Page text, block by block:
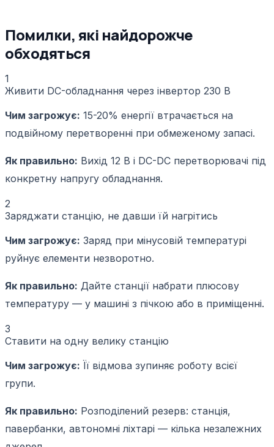
Помилки, які найдорожче
обходяться
1
Живити DC-обладнання через інвертор 230 В
Чим загрожує: 15-20% енергії втрачається на
подвійному перетворенні при обмеженому запасі.
Як правильно: Вихід 12 В і DC-DC перетворювачі під
конкретну напругу обладнання.
2
Заряджати станцію, не давши їй нагрітись
Чим загрожує: Заряд при мінусовій температурі
руйнує елементи незворотно.
Як правильно: Дайте станції набрати плюсову
температуру — у машині з пічкою або в приміщенні.
3
Ставити на одну велику станцію
Чим загрожує: Її відмова зупиняє роботу всієї
групи.
Як правильно: Розподілений резерв: станція,
павербанки, автономні ліхтарі — кілька незалежних